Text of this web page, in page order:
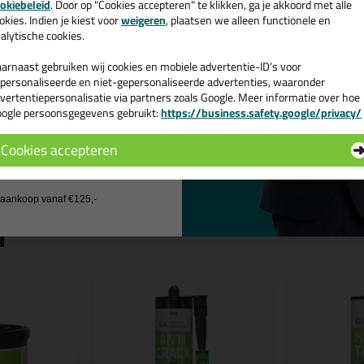
& tricks voor Kitcentrum Multifix Lijmkit
volgende blogs wordt dit product gebruikt:
Montagekit voor buiten
Stapelblokken lijmen, zo doe je dat!
Waar kun je montagekit voor gebruiken?
Welke soorten kitten zijn er?
Zo kies je welke plintenkit je moet gebruiken!
. Door op "Cookies accepteren" te klikken, ga je akkoord met alle
Indien je kiest voorweigeren, plaatsen we alleen functionele en
cookies.
gebruiken wij cookies en mobiele advertentie-ID’s voor
en niet-gepersonaliseerde advertenties, waaronder
via partners zoals Google. Meer informatie over hoe
persoonsgegevens gebruikt:https://business.safety.google/privacy/
Cookies accepteren
€35,-bij je eerste bestelling!
de actiecode ›
geen cadeau
vanaf €125,-